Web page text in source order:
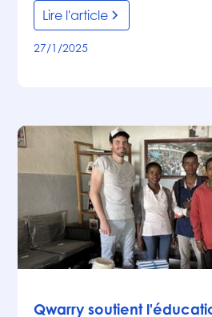
Lire l'article
27/1/2025
Qwarry soutient